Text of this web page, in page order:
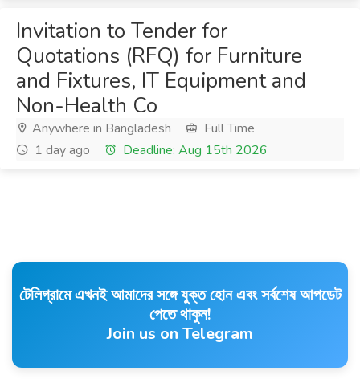
Invitation to Tender for
Quotations (RFQ) for Furniture
and Fixtures, IT Equipment and
Non-Health Co
Anywhere in Bangladesh
Full Time
1 day ago
Deadline: Aug 15th 2026
টেলিগ্রামে এখনই আমাদের সঙ্গে যুক্ত হোন এবং সর্বশেষ আপডেট
পেতে থাকুন!
Join us on Telegram